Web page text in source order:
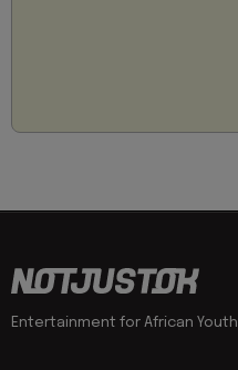
Entertainment for African Youth